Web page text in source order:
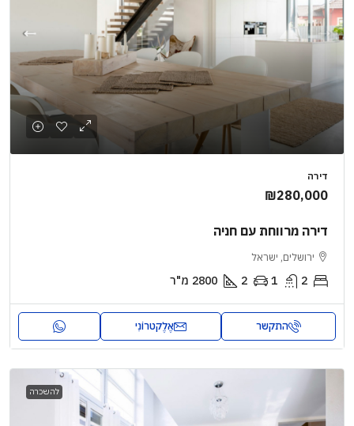
דירה
₪280,000
דירה מרווחת עם חניה
ירושלים, ישראל
2
1
2
2800 מ"ר
התקשר אֶלֶקטרוֹנִי
להשכרה